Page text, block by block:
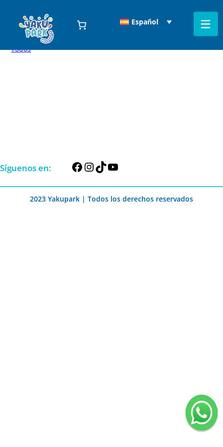
Perfil
Español
Filtrar Por:
Todos
Síguenos en: Facebook
Instagram
TikTok
2023 Yakupark | Todos los derechos reservados